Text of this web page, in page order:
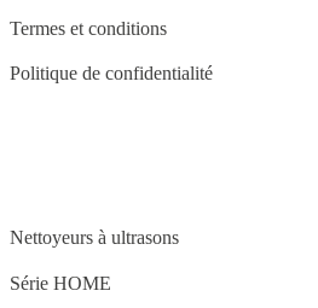
Termes et conditions
Politique de confidentialité
Nettoyeurs à ultrasons
Série HOME